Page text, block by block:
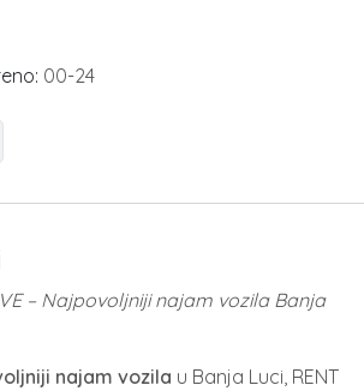
00-24
– Najpovoljniji najam vozila Banja
najam vozila u Banja Luci, RENT